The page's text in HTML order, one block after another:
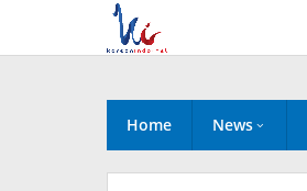
content
Home News